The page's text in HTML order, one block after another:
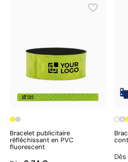
Bracelet publicitaire
réfléchissant en PVC
fluorescent
Dès